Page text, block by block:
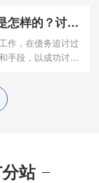
讨债公司收费标准是怎样的？讨债公司如何讨债
作，在债务追讨过
手段，以成功讨回
站